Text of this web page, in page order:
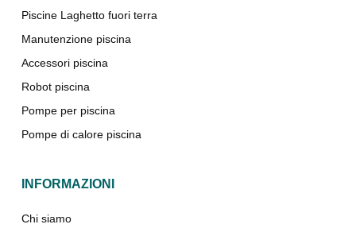
Piscine Laghetto fuori terra
Manutenzione piscina
Accessori piscina
Robot piscina
Pompe per piscina
Pompe di calore piscina
INFORMAZIONI
Chi siamo